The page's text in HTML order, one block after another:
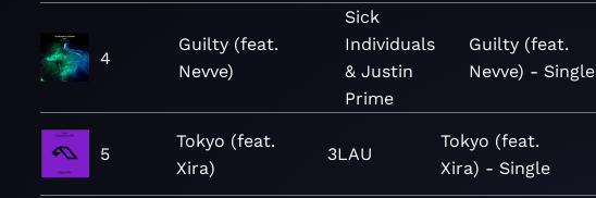
4
Guilty (feat.
Nevve)
Sick
Individuals
& Justin
Prime
Guilty (feat.
Nevve) - Single
5
Tokyo (feat.
Xira)
3LAU
Tokyo (feat.
Xira) - Single